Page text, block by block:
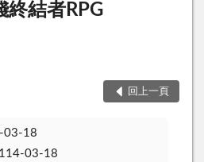
終結者RPG
回上一頁
03-18
03-18